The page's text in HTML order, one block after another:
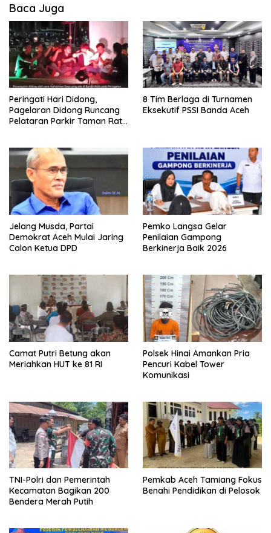
Baca Juga
Peringati Hari Didong,
Pagelaran Didong Runcang
Pelataran Parkir Taman Ratu
8 Tim Berlaga di Turnamen
Eksekutif PSSI Banda Aceh
Jelang Musda, Partai
Demokrat Aceh Mulai Jaring
Calon Ketua DPD
Pemko Langsa Gelar
Penilaian Gampong
Berkinerja Baik 2026
Camat Putri Betung akan
Meriahkan HUT ke 81 RI
Polsek Hinai Amankan Pria
Pencuri Kabel Tower
Komunikasi
TNI-Polri dan Pemerintah
Kecamatan Bagikan 200
Bendera Merah Putih
Pemkab Aceh Tamiang Fokus
Benahi Pendidikan di Pelosok